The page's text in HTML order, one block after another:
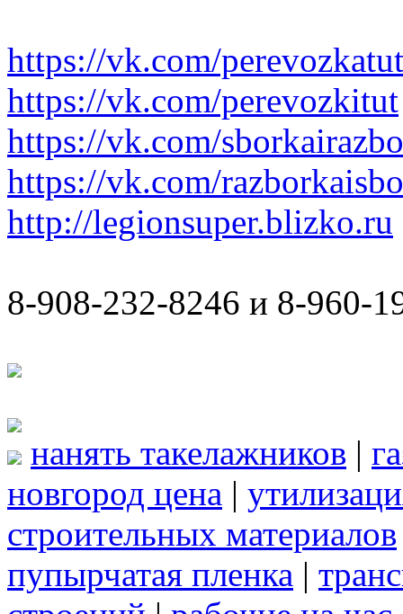
https://vk.com/perevozkatut
https://vk.com/perevozkitut
https://vk.com/
https://vk.com/
http://legionsuper.blizko.ru
8-908-232-8246 и 8-960-
нанять такелажников |
новгород цена |
строительных материалов
пупырчатая пленка |